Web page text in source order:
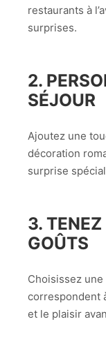
restaurants à
surprises.
2.
SÉJOUR
Ajoutez une
décoration
surprise
3. TENEZ
GOÛTS
Choisissez
correspondent
et le plaisir